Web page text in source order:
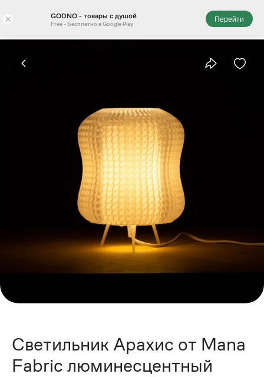
× GODNO - товары с душой
Free - Бесплатно в Google Play
Перейти
Светильник Арахис от Mana
Fabric люминесцентный